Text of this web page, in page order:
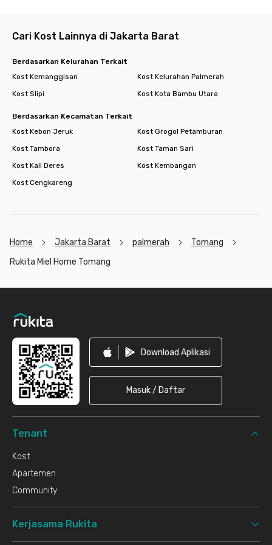
yang nyaman, Rukita Miel Home Tomang cocok banget buat
sekarang dan rasakan hunian #SenyamanDiRumah!
Cari Kost Lainnya di Jakarta Barat
Berdasarkan Kelurahan Terkait
Kost Kemanggisan
Kost Kelurahan Palmerah
Kost Slipi
Kost Kota Bambu Utara
Berdasarkan Kecamatan Terkait
Kost Kebon Jeruk
Kost Grogol Petamburan
Kost Tambora
Kost Taman Sari
Kost Kali Deres
Kost Kembangan
Kost Cengkareng
Home Jakarta Barat palmerah
Tomang
Rukita Miel Home Tomang
Download Aplikasi
Masuk / Daftar
Tenant
Kost
Apartemen
Community
Kerjasama Rukita